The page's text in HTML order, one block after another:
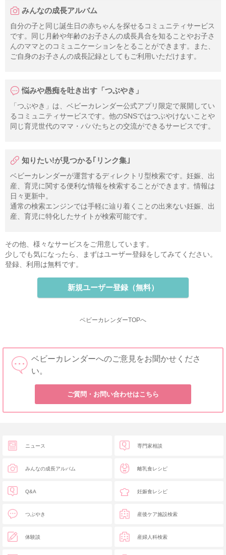
みんなの成長アルバム
自分の子と同じ誕生日の赤ちゃんを探せるコミュニティサービス
です。同じ月齢や年齢のお子さんの成長具合を知ることやお子さ
んのママとのコミュニケーションをとることができます。また、
ご自身のお子さんの成長記録としてもご利用いただけます。
悩みや愚痴を吐き出す「つぶやき」
「つぶやき」は、ベビーカレンダー公式アプリ限定で展開してい
るコミュニティサービスです。他のSNSではつぶやけないことや
同じ育児世代のママ・パパたちとの交流ができるサービスです。
知りたい!が見つかる｢リンク集｣
ベビーカレンダーが運営するディレクトリ型検索です。妊娠、出
産、育児に関する便利な情報を検索することができます。情報は
日々更新中。
通常の検索エンジンでは手軽に辿り着くことの出来ない妊娠、出
産、育児に特化したサイトが検索可能です。
その他、様々なサービスをご用意しています。
少しでも気になったら、まずはユーザー登録をしてみてください。
登録、利用は無料です。
新規ユーザー登録（無料）
ベビーカレンダーTOPへ
ベビーカレンダーへのご意見をお聞かせくださ
い。
ご質問・お問い合わせはこちら
ニュース
みんなの成長アルバム
Q&A
つぶやき
体験談
専門家相談
離乳食レシピ
妊娠食レシピ
産後ケア施設検索
産婦人科検索